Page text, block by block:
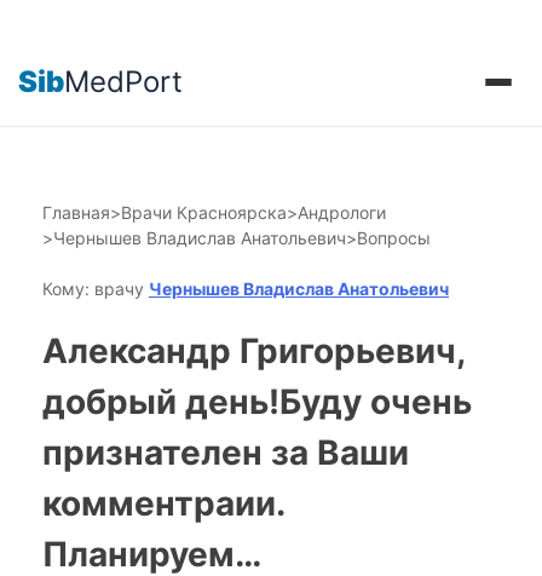
SibMedPort
Главная>Врачи Красноярска>Андрологи
>Чернышев Владислав Анатольевич>Вопросы
Кому: врачу Чернышев Владислав Анатольевич
Александр Григорьевич,
добрый день!Буду очень
признателен за Ваши
комментраии.
Планируем…